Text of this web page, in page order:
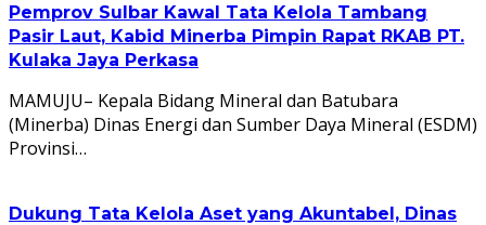
Pemprov Sulbar Kawal Tata Kelola Tambang
Pasir Laut, Kabid Minerba Pimpin Rapat RKAB PT.
Kulaka Jaya Perkasa
MAMUJU– Kepala Bidang Mineral dan Batubara
(Minerba) Dinas Energi dan Sumber Daya Mineral (ESDM)
Provinsi…
Dukung Tata Kelola Aset yang Akuntabel, Dinas